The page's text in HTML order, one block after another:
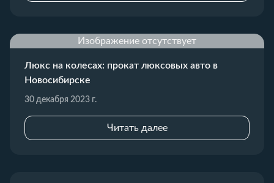
Изображение отсутствует
Люкс на колесах: прокат люксовых авто в
Новосибирске
30 декабря 2023 г.
Читать далее